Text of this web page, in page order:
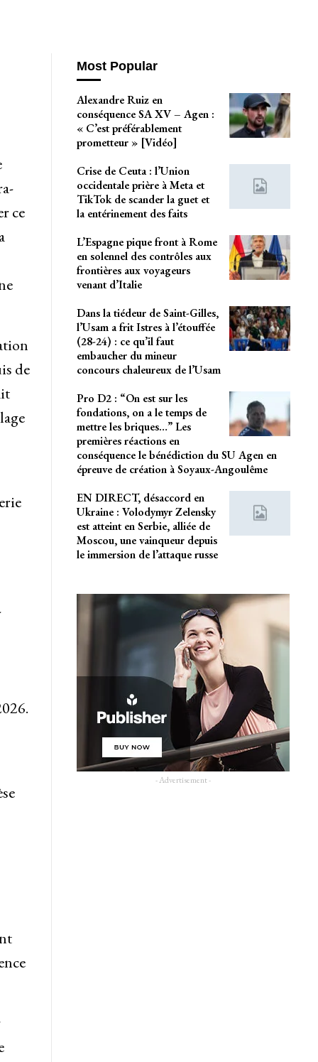
ce
de
Most Popular
Alexandre Ruiz en
conséquence SA XV – Agen :
« C’est préférablement
prometteur » [Vidéo]
Crise de Ceuta : l’Union
occidentale prière à Meta et
TikTok de scander la guet et
la entérinement des faits
L’Espagne pique front à Rome
en solennel des contrôles aux
frontières aux voyageurs
venant d’Italie
Dans la tiédeur de Saint-Gilles,
l’Usam a frit Istres à l’étouffée
(28-24) : ce qu’il faut
embaucher du mineur
concours chaleureux de l’Usam
Pro D2 : “On est sur les
fondations, on a le temps de
mettre les briques…” Les
premières réactions en
conséquence le bénédiction du SU Agen en
épreuve de création à Soyaux-Angoulême
EN DIRECT, désaccord en
Ukraine : Volodymyr Zelensky
est atteint en Serbie, alliée de
Moscou, une vainqueur depuis
le immersion de l’attaque russe
- Advertisement -